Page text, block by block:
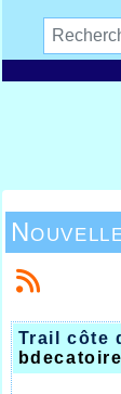
Trail côte
bdecatoire